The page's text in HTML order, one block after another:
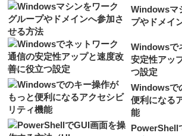
Windowsマ
プやドメイ
Windowsで
安定性アッ
つ設定
Windowsで
便利になる
能
PowerShell